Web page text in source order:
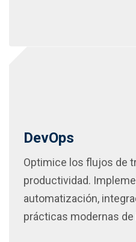
DevOps
Optimice los flujos de
productividad.
automatización,
prácticas modernas